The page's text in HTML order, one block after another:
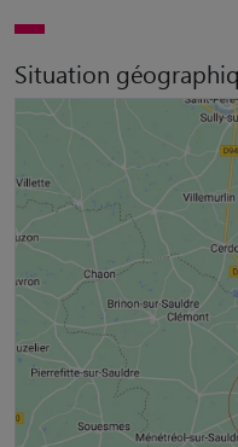
Situation